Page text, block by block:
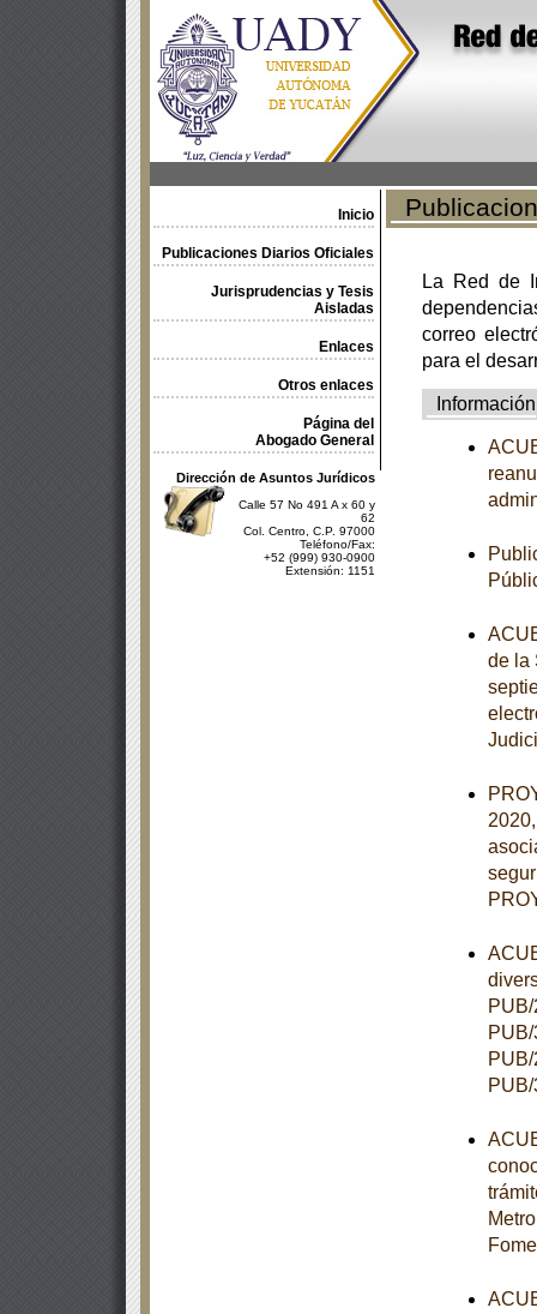
Inicio
Publicaciones Diarios Oficiales
Jurisprudencias y Tesis
Aisladas
Enlaces
Otros enlaces
Página del
Abogado General
Dirección de Asuntos Jurídicos
Calle 57 No 491 A x 60 y
62
Col. Centro, C.P. 97000
Teléfono/Fax:
+52 (999) 930-0900
Extensión: 1151
La Red de
correo
para el
Información
de la